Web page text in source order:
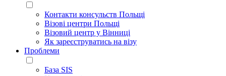
Контакти консульств Польщі
Візові центри Польщі
Візовий центр у Вінниці
Як зареєструватись на візу
Проблеми
База SIS